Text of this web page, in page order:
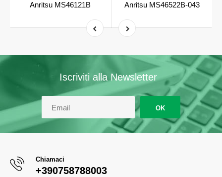
Anritsu MS46121B Anritsu MS46522B-043
Iscriviti alla Newsletter
OK
Chiamaci
+390758788003